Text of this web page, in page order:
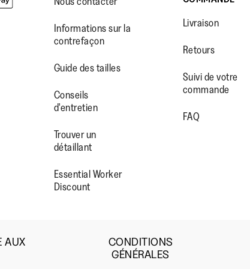
WWW.INSTAGRAM.COM/
WWW.YOUTUBE.COM/
Informations sur la
contrefaçon
Guide des tailles
Conseils
d'entretien
Trouver un
détaillant
Essential Worker
Discount
Livraison
Retours
Suivi de votre
commande
FAQ
AUX
CONDITIONS
GÉNÉRALES